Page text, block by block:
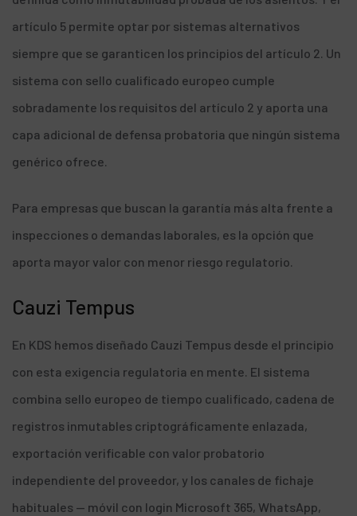
artículo 5 permite optar por sistemas alternativos
siempre que se garanticen los principios del artículo 2. Un
sistema con sello cualificado europeo cumple
sobradamente los requisitos del artículo 2 y aporta una
capa adicional de defensa probatoria que ningún sistema
genérico ofrece.
Para empresas que buscan la garantía más alta frente a
inspecciones o demandas laborales, es la opción que
aporta mayor valor con menor riesgo regulatorio.
Cauzi Tempus
En KDS hemos diseñado Cauzi Tempus desde el principio
con esta exigencia regulatoria en mente. El sistema
combina sello europeo de tiempo cualificado, cadena de
registros inmutables criptográficamente enlazada,
exportación verificable con valor probatorio
independiente del proveedor, y los canales de fichaje
habituales — móvil con login Microsoft 365, WhatsApp,